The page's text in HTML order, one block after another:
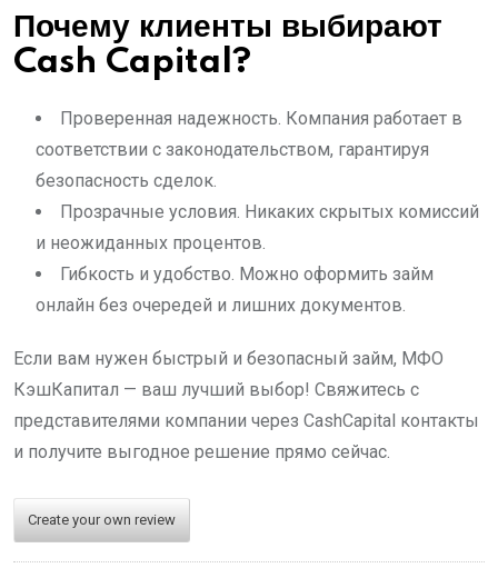
Почему клиенты выбирают
Cash Capital?
Проверенная надежность. Компания работает в
соответствии с законодательством, гарантируя
безопасность сделок.
Прозрачные условия. Никаких скрытых комиссий
и неожиданных процентов.
Гибкость и удобство. Можно оформить займ
онлайн без очередей и лишних документов.
Если вам нужен быстрый и безопасный займ, МФО
КэшКапитал — ваш лучший выбор! Свяжитесь с
представителями компании через CashCapital контакты
и получите выгодное решение прямо сейчас.
Create your own review